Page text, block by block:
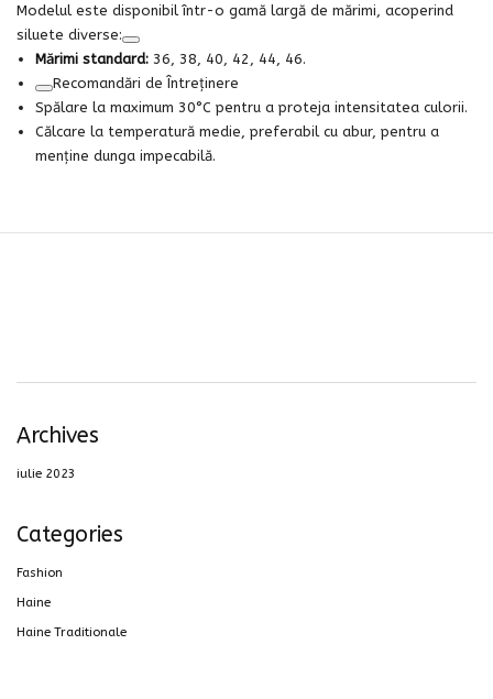
Modelul este disponibil într-o gamă largă de mărimi, acoperind
siluete diverse:
Mărimi standard:36, 38, 40, 42, 44, 46.
Recomandări de Întreținere
Spălare la maximum 30°C pentru a proteja intensitatea culorii.
Călcare la temperatură medie, preferabil cu abur, pentru a
menține dunga impecabilă.
Archives
iulie 2023
Categories
Fashion
Haine
Haine Traditionale